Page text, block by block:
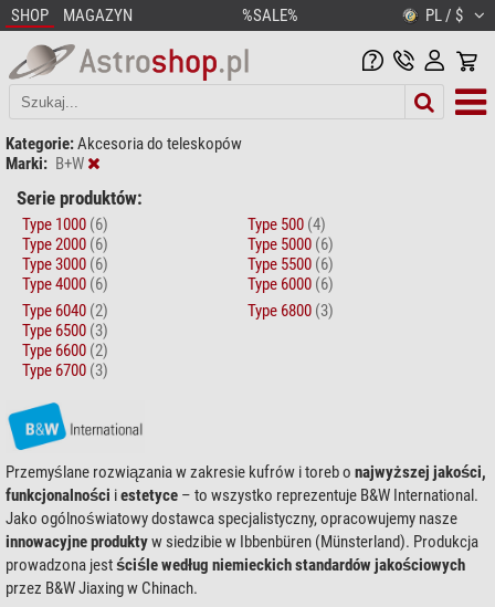
SHOP MAGAZYN %SALE% PL / $
Kategorie:Akcesoria do teleskopów
Marki: B+W
Serie produktów:
Type 1000 (6)
Type 2000 (6)
Type 3000 (6)
Type 4000 (6)
Type 500 (4)
Type 5000 (6)
Type 5500 (6)
Type 6000 (6)
Type 6040 (2)
Type 6500 (3)
Type 6600 (2)
Type 6700 (3)
Type 6800 (3)
Przemyślane rozwiązania w zakresie kufrów i toreb o najwyższej jakości,
funkcjonalności iestetyce – to wszystko reprezentuje B&W International.
Jako ogólnoświatowy dostawca specjalistyczny, opracowujemy nasze
innowacyjne produktyw siedzibie w Ibbenbüren (Münsterland). Produkcja
prowadzona jestściśle według niemieckich standardów jakościowych
przez B&W Jiaxing w Chinach.